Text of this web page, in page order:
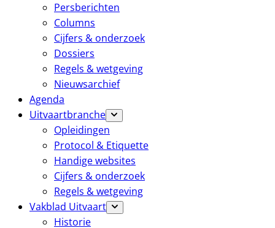
Persberichten
Columns
Cijfers & onderzoek
Dossiers
Regels & wetgeving
Nieuwsarchief
Agenda
Uitvaartbranche
Opleidingen
Protocol & Etiquette
Handige websites
Cijfers & onderzoek
Regels & wetgeving
Vakblad Uitvaart
Historie